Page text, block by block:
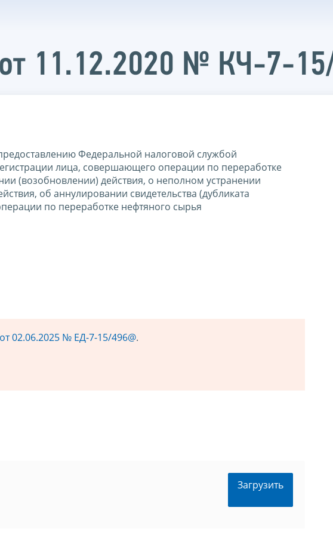
11.12.2020 № КЧ-7-
Федеральной налоговой службой
лица, совершающего операции по переработке
(возобновлении) действия, о неполном устранении
об аннулировании свидетельства (дубликата
по переработке нефтяного сырья
02.06.2025 № ЕД-7-15/496@.
Загрузить